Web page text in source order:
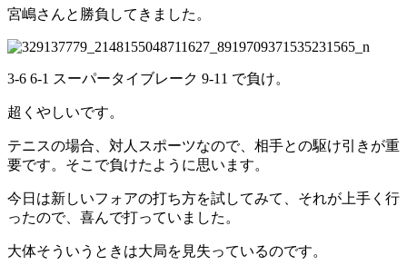
宮嶋さんと勝負してきました。
3-6 6-1 スーパータイブレーク 9-11 で負け。
超くやしいです。
テニスの場合、対人スポーツなので、相手との駆け引きが重
要です。そこで負けたように思います。
今日は新しいフォアの打ち方を試してみて、それが上手く行
ったので、喜んで打っていました。
大体そういうときは大局を見失っているのです。